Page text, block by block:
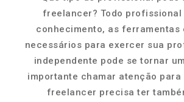
freelancer? Todo profissional
conhecimento, as ferramentas
necessários para exercer sua
independente pode se tornar
importante chamar atenção
freelancer precisa ter